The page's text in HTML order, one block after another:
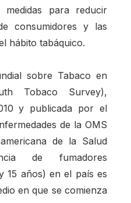
para reducir
consumidores y las
hábito tabáquico.
sobre Tabaco en
Tobaco Survey),
y publicada por el
de la OMS
de la Salud
de fumadores
15 años) en el país es
en que se comienza